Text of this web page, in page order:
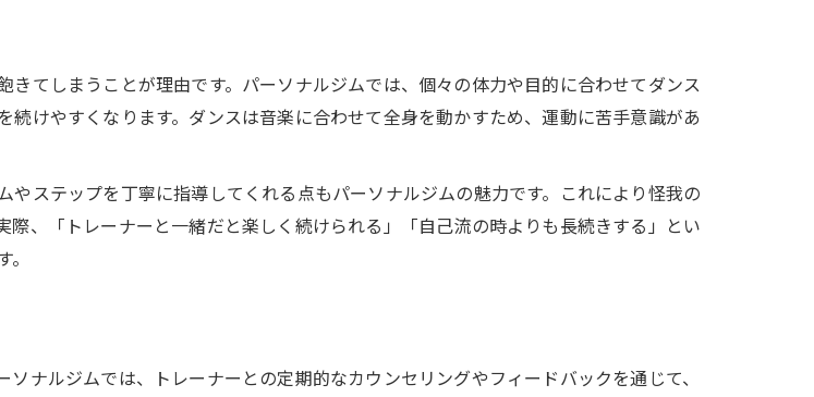
てしまうことが理由です。パーソナルジムでは、個々の体力や目的に合わせてダンス
けやすくなります。ダンスは音楽に合わせて全身を動かすため、運動に苦手意識があ
ステップを丁寧に指導してくれる点もパーソナルジムの魅力です。これにより怪我の
、「トレーナーと一緒だと楽しく続けられる」「自己流の時よりも長続きする」とい
ナルジムでは、トレーナーとの定期的なカウンセリングやフィードバックを通じて、